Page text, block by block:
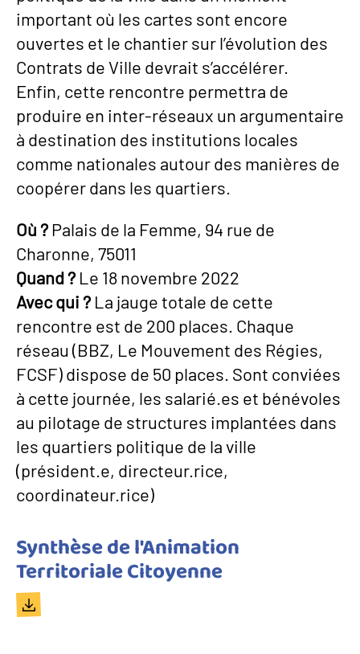
important où les cartes sont encore
ouvertes et le chantier sur l’évolution des
Contrats de Ville devrait s’accélérer.
Enfin, cette rencontre permettra de
produire en inter-réseaux un argumentaire
à destination des institutions locales
comme nationales autour des manières de
coopérer dans les quartiers.
Où ?Palais de la Femme, 94 rue de
Charonne, 75011
Quand ? Le 18 novembre 2022
Avec qui ? La jauge totale de cette
rencontre est de 200 places. Chaque
réseau (BBZ, Le Mouvement des Régies,
FCSF) dispose de 50 places. Sont conviées
à cette journée, les salarié.es et bénévoles
au pilotage de structures implantées dans
les quartiers politique de la ville
(président.e, directeur.rice,
coordinateur.rice)
Titre
du
document
Synthèse de l'Animation
Territoriale Citoyenne
Document